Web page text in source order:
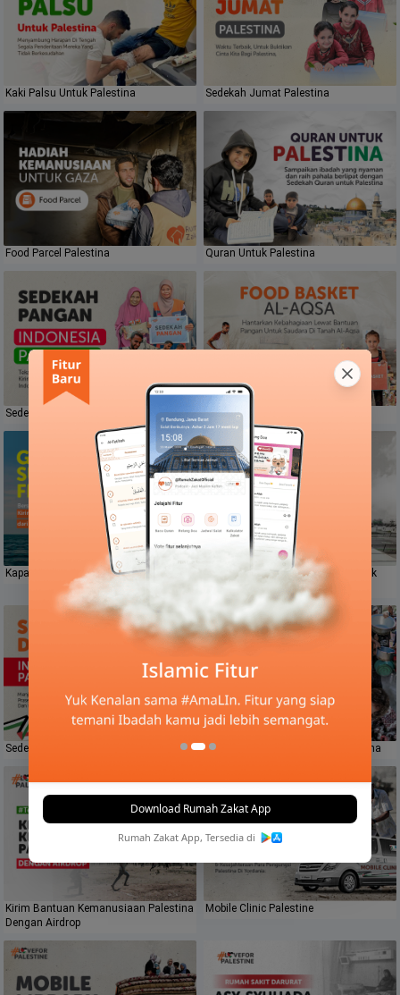
Download Rumah Zakat App
Rumah Zakat App, Tersedia di
Kaki Palsu Untuk Palestina Sedekah Jumat Palestina
Food Parcel Palestina Quran Untuk Palestina
Sedekah Pangan Indonesia Palestina Food Basket Al Aqsa
Kapal Kemanusiaan Palestina
Patungan Hunian Sementara Untuk
Sedekah Daging Indonesia Palestina Sedekah Susu Untuk Anak Palestina
Kirim Bantuan Kemanusiaan Palestina
Dengan Airdrop
Mobile Clinic Palestine